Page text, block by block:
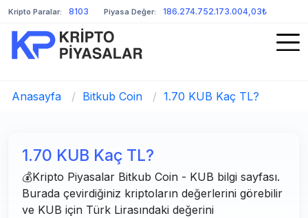
Kripto Paralar: 8103 Piyasa Değer: 186.274.752.173.004,03₺
Anasayfa / Bitkub Coin / 1.70 KUB Kaç TL?
1.70 KUB Kaç TL?
💰Kripto Piyasalar Bitkub Coin - KUB bilgi sayfası.
Burada çevirdiğiniz kriptoların değerlerini görebilir
ve KUB için Türk Lirasındaki değerini